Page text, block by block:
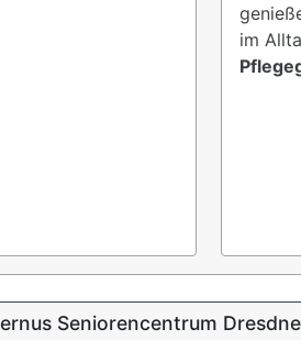
im
Seniorencentrum